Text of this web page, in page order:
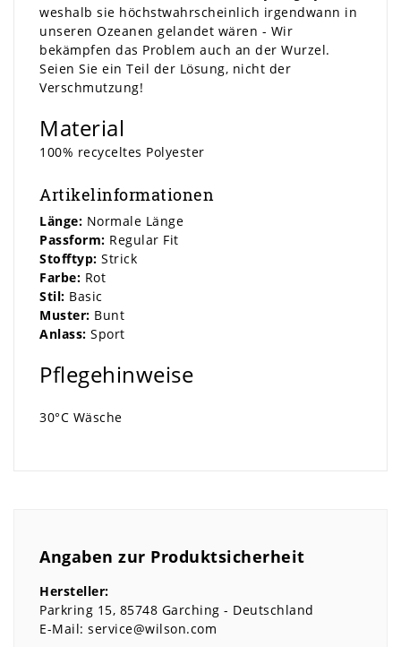
weshalb sie höchstwahrscheinlich irgendwann in
unseren Ozeanen gelandet wären - Wir
bekämpfen das Problem auch an der Wurzel.
Seien Sie ein Teil der Lösung, nicht der
Verschmutzung!
Material
100% recyceltes Polyester
Artikelinformationen
Länge: Normale Länge
Passform: Regular Fit
Stofftyp: Strick
Farbe: Rot
Stil: Basic
Muster: Bunt
Anlass: Sport
Pflegehinweise
30°C Wäsche
Angaben zur Produktsicherheit
Hersteller:
Parkring 15 85748 Garching
Deutschland
E-Mail: service@wilson.com